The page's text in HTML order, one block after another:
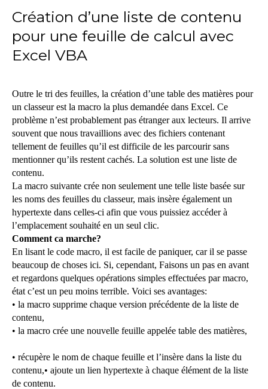
Création d’une liste de contenu
pour une feuille de calcul avec
Excel VBA
Outre le tri des feuilles, la création d’une table des matières pour
un classeur est la macro la plus demandée dans Excel. Ce
problème n’est probablement pas étranger aux lecteurs. Il arrive
souvent que nous travaillions avec des fichiers contenant
tellement de feuilles qu’il est difficile de les parcourir sans
mentionner qu’ils restent cachés. La solution est une liste de
contenu.
La macro suivante crée non seulement une telle liste basée sur
les noms des feuilles du classeur, mais insère également un
hypertexte dans celles-ci afin que vous puissiez accéder à
l’emplacement souhaité en un seul clic.
Comment ca marche?
En lisant le code macro, il est facile de paniquer, car il se passe
beaucoup de choses ici. Si, cependant, Faisons un pas en avant
et regardons quelques opérations simples effectuées par macro,
état c’est un peu moins terrible. Voici ses avantages:
• la macro supprime chaque version précédente de la liste de
contenu,
• la macro crée une nouvelle feuille appelée table des matières,
• récupère le nom de chaque feuille et l’insère dans la liste du
contenu,• ajoute un lien hypertexte à chaque élément de la liste
de contenu.